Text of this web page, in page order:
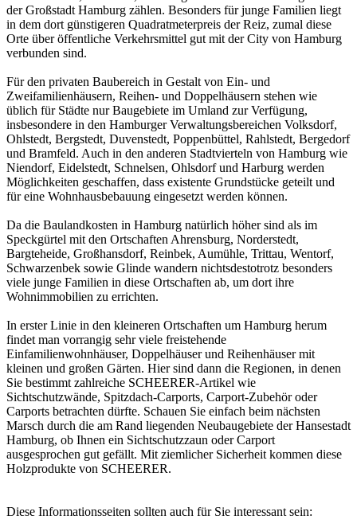
der Großstadt Hamburg zählen. Besonders für junge Familien liegt
in dem dort günstigeren Quadratmeterpreis der Reiz, zumal diese
Orte über öffentliche Verkehrsmittel gut mit der City von Hamburg
verbunden sind.
Für den privaten Baubereich in Gestalt von Ein- und
Zweifamilienhäusern, Reihen- und Doppelhäusern stehen wie
üblich für Städte nur Baugebiete im Umland zur Verfügung,
insbesondere in den Hamburger Verwaltungsbereichen Volksdorf,
Ohlstedt, Bergstedt, Duvenstedt, Poppenbüttel, Rahlstedt, Bergedorf
und Bramfeld. Auch in den anderen Stadtvierteln von Hamburg wie
Niendorf, Eidelstedt, Schnelsen, Ohlsdorf und Harburg werden
Möglichkeiten geschaffen, dass existente Grundstücke geteilt und
für eine Wohnhausbebauung eingesetzt werden können.
Da die Baulandkosten in Hamburg natürlich höher sind als im
Speckgürtel mit den Ortschaften Ahrensburg, Norderstedt,
Bargteheide, Großhansdorf, Reinbek, Aumühle, Trittau, Wentorf,
Schwarzenbek sowie Glinde wandern nichtsdestotrotz besonders
viele junge Familien in diese Ortschaften ab, um dort ihre
Wohnimmobilien zu errichten.
In erster Linie in den kleineren Ortschaften um Hamburg herum
findet man vorrangig sehr viele freistehende
Einfamilienwohnhäuser, Doppelhäuser und Reihenhäuser mit
kleinen und großen Gärten. Hier sind dann die Regionen, in denen
Sie bestimmt zahlreiche SCHEERER-Artikel wie
Sichtschutzwände, Spitzdach-Carports, Carport-Zubehör oder
Carports betrachten dürfte. Schauen Sie einfach beim nächsten
Marsch durch die am Rand liegenden Neubaugebiete der Hansestadt
Hamburg, ob Ihnen ein Sichtschutzzaun oder Carport
ausgesprochen gut gefällt. Mit ziemlicher Sicherheit kommen diese
Holzprodukte von SCHEERER.
Diese Informationsseiten sollten auch für Sie interessant sein: